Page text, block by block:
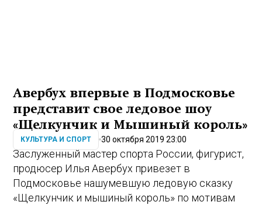
Авербух впервые в Подмосковье
представит свое ледовое шоу
«Щелкунчик и Мышиный король»
КУЛЬТУРА И СПОРТ 30 октября 2019 23:00
Заслуженный мастер спорта России, фигурист,
продюсер Илья Авербух привезет в
Подмосковье нашумевшую ледовую сказку
«Щелкунчик и мышиный король» по мотивам